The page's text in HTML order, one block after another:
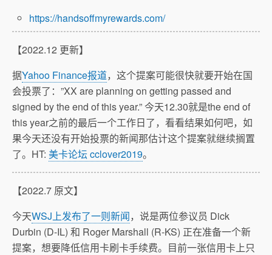
https://handsoffmyrewards.com/
【2022.12 更新】
据Yahoo Finance报道，这个提案可能很快就要开始在国
会投票了：”XX are planning on getting passed and
signed by the end of this year.” 今天12.30就是the end of
this year之前的最后一个工作日了，看看结果如何吧，如
果今天还没有开始投票的新闻那估计这个提案就继续搁置
了。HT: 美卡论坛 cclover2019。
【2022.7 原文】
今天WSJ上发布了一则新闻，说是两位参议员 Dick
Durbin (D-IL) 和 Roger Marshall (R-KS) 正在准备一个新
提案，想要降低信用卡刷卡手续费。目前一张信用卡上只